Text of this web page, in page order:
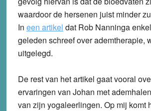
waardoor de hersenen juist minder
In een artikel dat Rob Nanninga
geleden schreef over ademtherapie,
uitgelegd.
De rest van het artikel gaat vooral
ervaringen van Johan met
van zijn yogaleerlingen. Op mij komt